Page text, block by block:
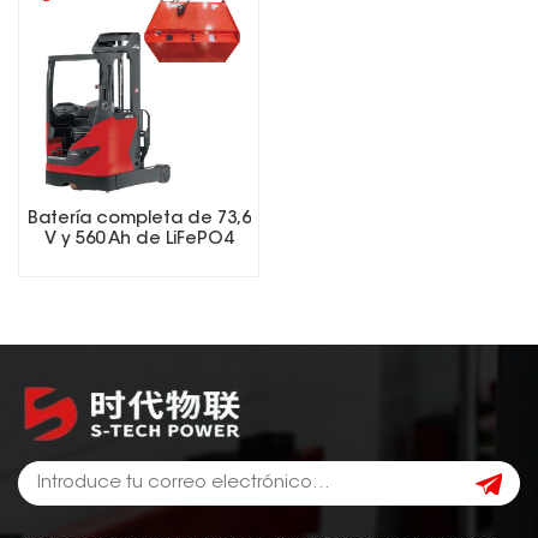
Batería completa de 73,6
V y 560 Ah de LiFePO4